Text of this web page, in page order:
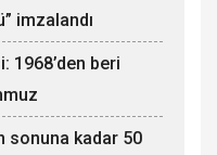
imzalandı
1968’den beri
sonuna kadar 50